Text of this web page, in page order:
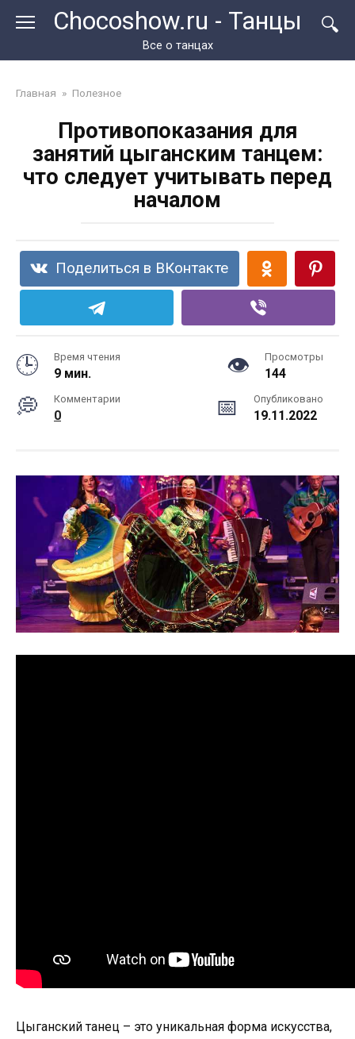
Chocoshow.ru - Танцы
Все о танцах
Главная » Полезное
Противопоказания для
занятий цыганским танцем:
что следует учитывать перед
началом
Поделиться в ВКонтакте
Время чтения
9 мин.
Просмотры
144
Комментарии
0
Опубликовано
19.11.2022
Цыганский танец – это уникальная форма искусства,